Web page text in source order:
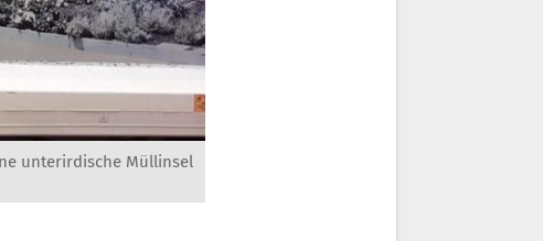
unterirdische Müllinsel